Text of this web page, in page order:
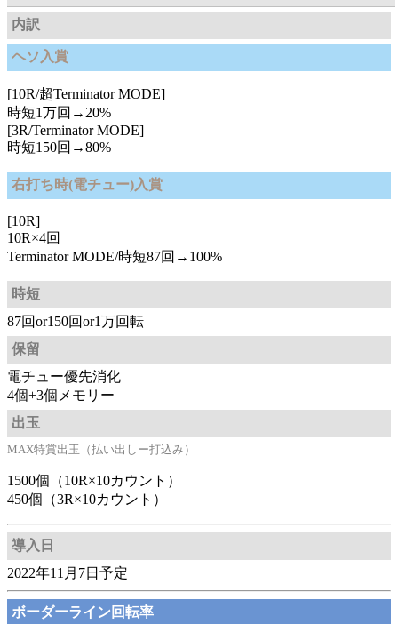
内訳
ヘソ入賞
[10R/超Terminator MODE]
時短1万回→20%
[3R/Terminator MODE]
時短150回→80%
右打ち時(電チュー)入賞
[10R]
10R×4回
Terminator MODE/時短87回→100%
時短
87回or150回or1万回転
保留
電チュー優先消化
4個+3個メモリー
出玉
MAX特賞出玉（払い出しー打込み）
1500個（10R×10カウント）
450個（3R×10カウント）
導入日
2022年11月7日予定
ボーダーライン回転率